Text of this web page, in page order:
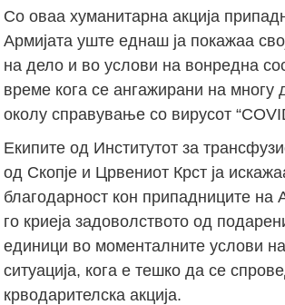
Со оваа хуманитарна акција
Армијата уште еднаш ја покажаа
на дело и во услови на вонредна
време кога се ангажирани на многу
околу справување со вирусот
Екипите од Институтот за
од Скопје и Црвениот Крст ја
благодарност кон припадниците на
го криеја задоволството од
единици во моменталните услови
ситуација, кога е тешко да се
крводарителска акција.